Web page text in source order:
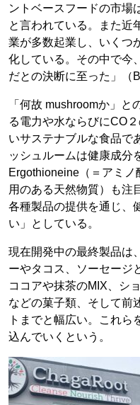
ントベースフードの市場
と言われている。また近
業が多数起業し、いくつ
化している。その中で今
だとの決断に至った」（
「何故 mushroomか」
る電力や水ならびにCO
いサステナブルな食品で
ッシュルームは健康成分
Ergothioneine（＝アミ
用のある天然物質）も注
各種製品の提供を通じ、
い」としている。
現在開発中の最終製品は
ーやタコス、ソーセージ
ココアや抹茶のMIX、シ
などの菓子類、そして前
トまでと幅広い。これら
込んでいくという。